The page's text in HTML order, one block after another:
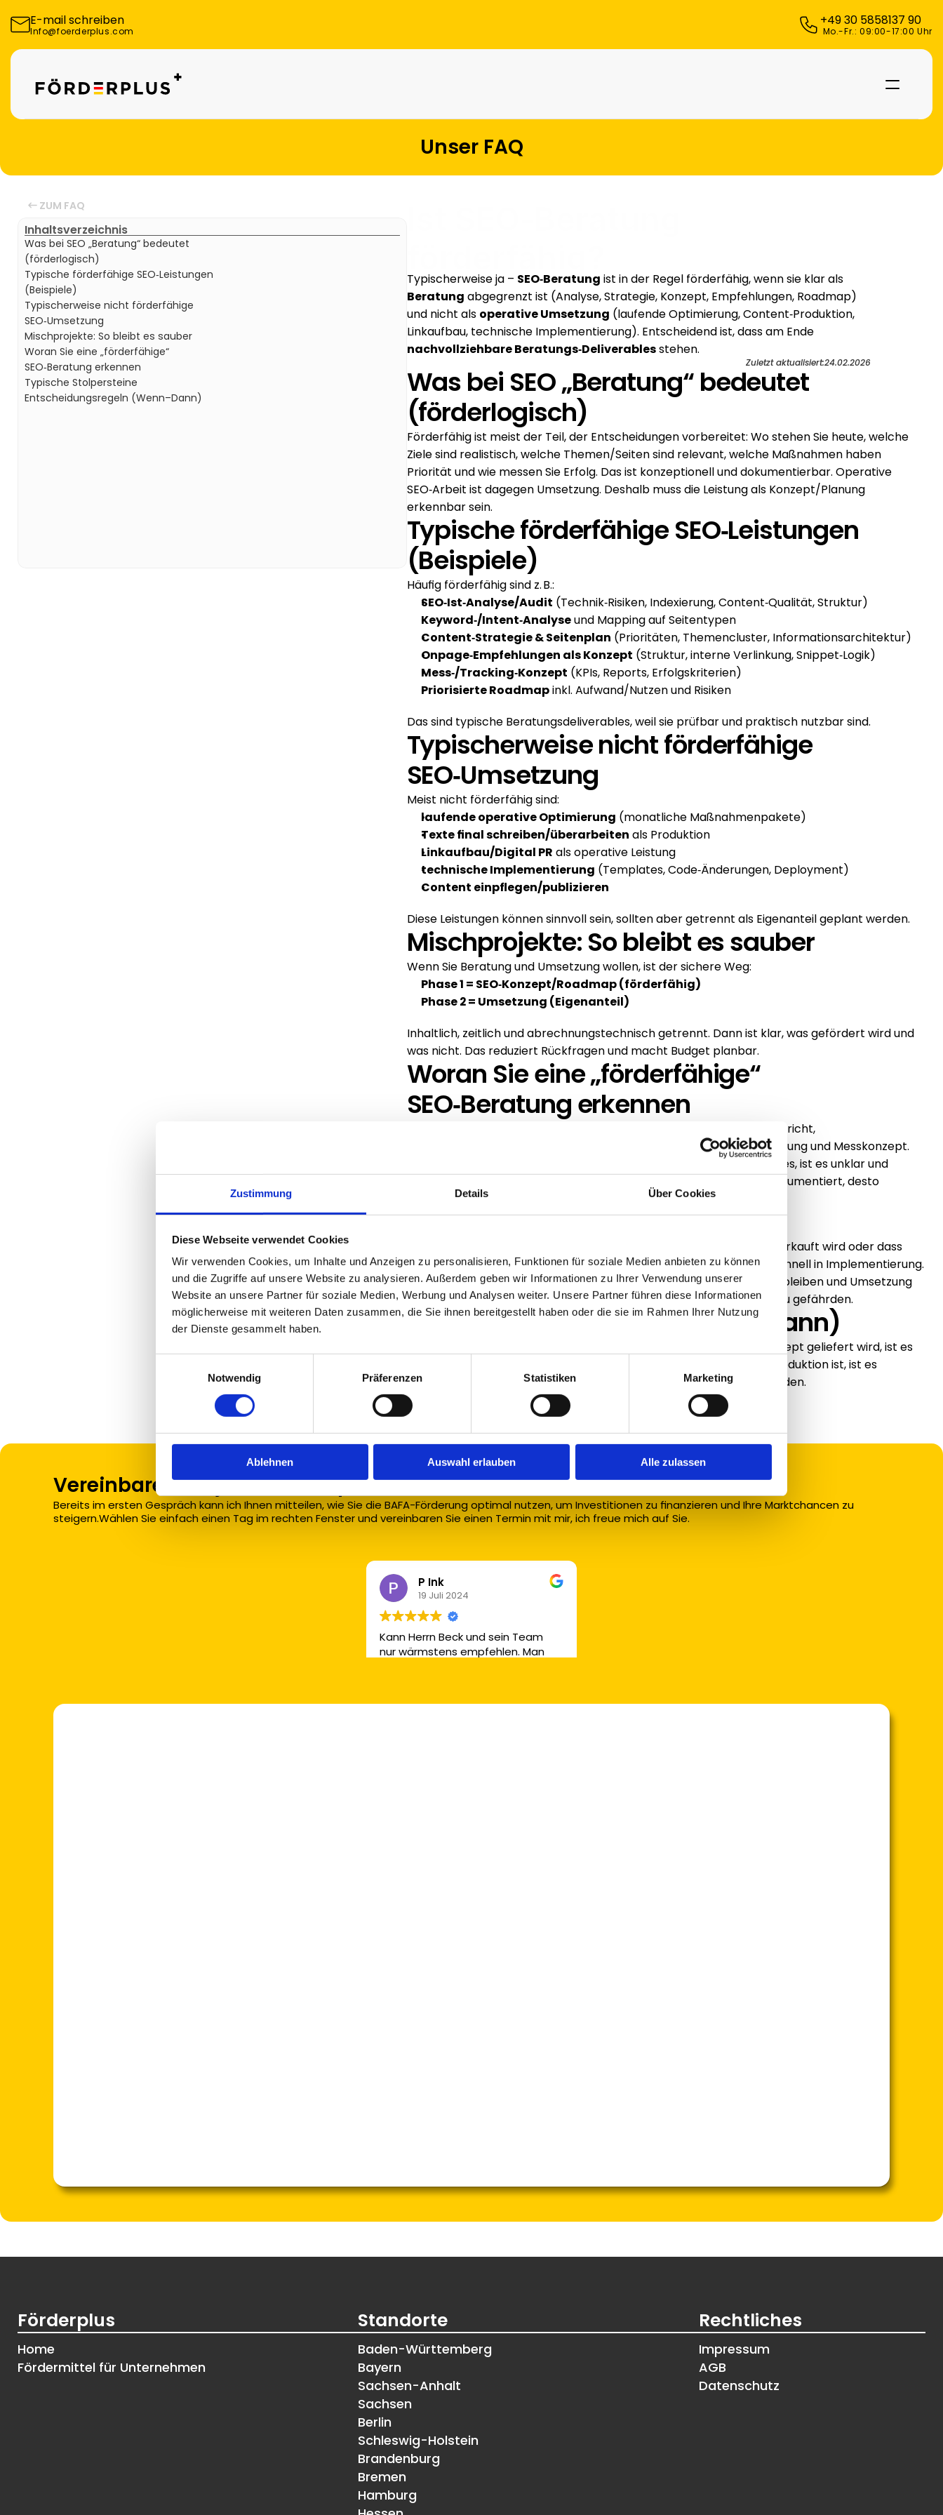
Zustimmung Details Über Cookies
Diese Webseite verwendet Cookies
Wir verwenden Cookies, um Inhalte und Anzeigen zu personalisieren, Funktionen für soziale Medien anbieten zu können
und die Zugriffe auf unsere Website zu analysieren. Außerdem geben wir Informationen zu Ihrer Verwendung unserer
Website an unsere Partner für soziale Medien, Werbung und Analysen weiter. Unsere Partner führen diese Informationen
möglicherweise mit weiteren Daten zusammen, die Sie ihnen bereitgestellt haben oder die sie im Rahmen Ihrer Nutzung
der Dienste gesammelt haben.
Notwendig
Präferenzen Statistiken Marketing
Ablehnen Auswahl erlauben Alle zulassen
ZUM FAQ
Inhaltsverzeichnis
Was bei SEO „Beratung“ bedeutet
(förderlogisch)
Typische förderfähige SEO‑Leistungen
(Beispiele)
Typischerweise nicht förderfähige
SEO‑Umsetzung
Mischprojekte: So bleibt es sauber
Woran Sie eine „förderfähige“
SEO‑Beratung erkennen
Typische Stolpersteine
Entscheidungsregeln (Wenn–Dann)
Typischerweise ja – SEO‑Beratung
Beratung abgegrenzt ist (Analyse, Strategie, Konzept, Empfehlungen, Roadmap)
und nicht als operative Umsetzung (laufende Optimierung, Content‑Produktion,
Linkaufbau, technische Implementierung). Entscheidend ist, dass am Ende
nachvollziehbare Beratungs‑Deliverables stehen.
Zuletzt aktualisiert:24.02.2026
Was bei SEO „Beratung“ bedeutet
(förderlogisch)
Förderfähig ist meist der Teil, der Entscheidungen vorbereitet: Wo stehen Sie heute, welche
Ziele sind realistisch, welche Themen/Seiten sind relevant, welche Maßnahmen haben
Priorität und wie messen Sie Erfolg. Das ist konzeptionell und dokumentierbar. Operative
SEO‑Arbeit ist dagegen Umsetzung. Deshalb muss die Leistung als Konzept/Planung
erkennbar sein.
Typische förderfähige SEO‑Leistungen
(Beispiele)
Häufig förderfähig sind z. B.:
SEO‑Ist‑Analyse/Audit (Technik‑Risiken, Indexierung, Content‑Qualität, Struktur)
Keyword‑/Intent‑Analyse und Mapping auf Seitentypen
Content‑Strategie & Seitenplan (Prioritäten, Themencluster, Informationsarchitektur)
Onpage‑Empfehlungen als Konzept (Struktur, interne Verlinkung, Snippet‑Logik)
Mess‑/Tracking‑Konzept (KPIs, Reports, Erfolgskriterien)
Priorisierte Roadmap inkl. Aufwand/Nutzen und Risiken
Das sind typische Beratungsdeliverables, weil sie prüfbar und praktisch nutzbar sind.
Typischerweise nicht förderfähige
SEO‑Umsetzung
Meist nicht förderfähig sind:
laufende operative Optimierung (monatliche Maßnahmenpakete)
Texte final schreiben/überarbeiten als Produktion
Linkaufbau/Digital PR als operative Leistung
technische Implementierung (Templates, Code‑Änderungen, Deployment)
Content einpflegen/publizieren
Diese Leistungen können sinnvoll sein, sollten aber getrennt als Eigenanteil geplant werden.
Mischprojekte: So bleibt es sauber
Wenn Sie Beratung und Umsetzung wollen, ist der sichere Weg:
Phase 1 = SEO‑Konzept/Roadmap (förderfähig)
Phase 2 = Umsetzung (Eigenanteil)
Inhaltlich, zeitlich und abrechnungstechnisch getrennt. Dann ist klar, was gefördert wird und
was nicht. Das reduziert Rückfragen und macht Budget planbar.
Woran Sie eine „förderfähige“
SEO‑Beratung erkennen
Sie erkennen es daran, dass konkrete Ergebnisse entstehen: Audit‑Bericht,
Keyword-/Intent‑Mapping, Seitenplan, Maßnahmenkatalog, Priorisierung und Messkonzept.
Wenn die Leistung nur „wir machen SEO“ heißt, ohne klare Deliverables, ist es unklar und
prüfkritischer. Förderlogisch zählt Nachvollziehbarkeit. Je besser dokumentiert, desto
Typische Stolpersteine
Häufige Probleme sind, dass SEO‑Beratung als laufende Betreuung verkauft wird oder dass
Content‑Produktion der Hauptteil ist. Auch „technische SEO“ kippt schnell in Implementierung.
Deshalb sollte die Leistungsbeschreibung konsequent konzeptionell bleiben und Umsetzung
separat. Das ist der pragmatischste Weg, um Förderfähigkeit nicht zu gefährden.
Entscheidungsregeln (Wenn–Dann)
Wenn SEO als Audit + Strategie + priorisierte Roadmap mit Messkonzept geliefert wird, ist es
typischerweise förderfähig; wenn es primär laufende Umsetzung/Produktion ist, ist es
typischerweise nicht förderfähig und sollte getrennt beauftragt werden.
Vereinbaren Sie jetzt ein Gespräch mit mir.
Bereits im ersten Gespräch kann ich Ihnen mitteilen, wie Sie die BAFA-Förderung optimal nutzen, um Investitionen zu finanzieren und Ihre Marktchancen zu
steigern.Wählen Sie einfach einen Tag im rechten Fenster und vereinbaren Sie einen Termin mit mir, ich freue mich auf Sie.
Förderplus
Home
Fördermittel für Unternehmen
Standorte
Baden-Württemberg
Bayern
Sachsen-Anhalt
Sachsen
Berlin
Schleswig-Holstein
Brandenburg
Bremen
Hamburg
Rechtliches
Impressum
AGB
Datenschutz
Unser FAQ
E-mail schreiben
Info@foerderplus.com
+49 30 5858137 90
Mo.-Fr.: 09:00-17:00 Uhr
Referenzen
Über uns
Karriere
Wissen
Mehr erfahren
Referenzen
Über uns
Karriere